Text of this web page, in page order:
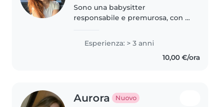
Sono una babysitter
responsabile e premurosa, con 3
esigenze speciali come disturbi
d'ansia, ADHD e autismo. Parlo..
Esperienza: > 3 anni
10,00 €/ora
Aurora Nuovo